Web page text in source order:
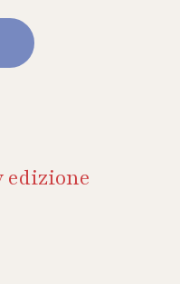
edizione